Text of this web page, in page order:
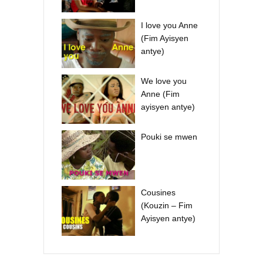
I love you Anne
(Fim Ayisyen
antye)
We love you
Anne (Fim
ayisyen antye)
Pouki se mwen
Cousines
(Kouzin – Fim
Ayisyen antye)